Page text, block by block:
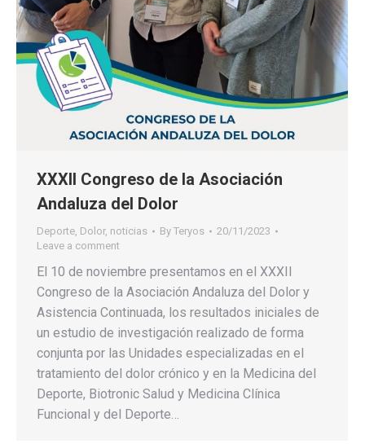
XXXII Congreso de la Asociación
Andaluza del Dolor
Deporte, Dolor, noticias By Teryos
20/11/2023
Leave a comment
El 10 de noviembre presentamos en el XXXII
Congreso de la Asociación Andaluza del Dolor y
Asistencia Continuada, los resultados iniciales de
un estudio de investigación realizado de forma
conjunta por las Unidades especializadas en el
tratamiento del dolor crónico y en la Medicina del
Deporte, Biotronic Salud y Medicina Clínica
Funcional y del Deporte…